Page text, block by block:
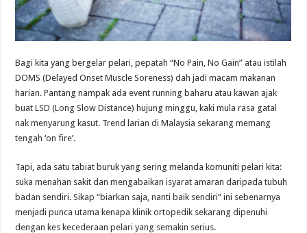
Bagi kita yang bergelar pelari, pepatah “No Pain, No Gain” atau istilah
DOMS (Delayed Onset Muscle Soreness) dah jadi macam makanan
harian. Pantang nampak ada event running baharu atau kawan ajak
buat LSD (Long Slow Distance) hujung minggu, kaki mula rasa gatal
nak menyarung kasut. Trend larian di Malaysia sekarang memang
tengah ‘on fire’.
Tapi, ada satu tabiat buruk yang sering melanda komuniti pelari kita:
suka menahan sakit dan mengabaikan isyarat amaran daripada tubuh
badan sendiri. Sikap “biarkan saja, nanti baik sendiri” ini sebenarnya
menjadi punca utama kenapa klinik ortopedik sekarang dipenuhi
dengan kes kecederaan pelari yang semakin serius.